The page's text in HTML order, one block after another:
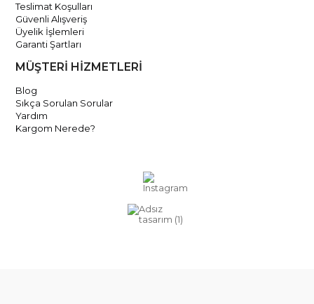
Teslimat Koşulları
Güvenli Alışveriş
Üyelik İşlemleri
Garanti Şartları
MÜŞTERİ HİZMETLERİ
Blog
Sıkça Sorulan Sorular
Yardım
Kargom Nerede?